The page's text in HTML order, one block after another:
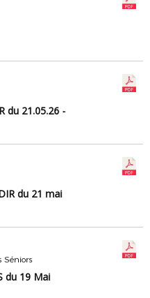
du 21.05.26 -
du 21 mai
Séniors
du 19 Mai